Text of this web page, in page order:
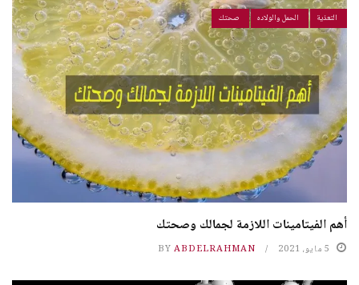
التعذية الحمل والولاده صحتك
أهم الفيتامينات اللازمة لجمالك وصحتك
5 مايو، 2021 BY ABDELRAHMAN